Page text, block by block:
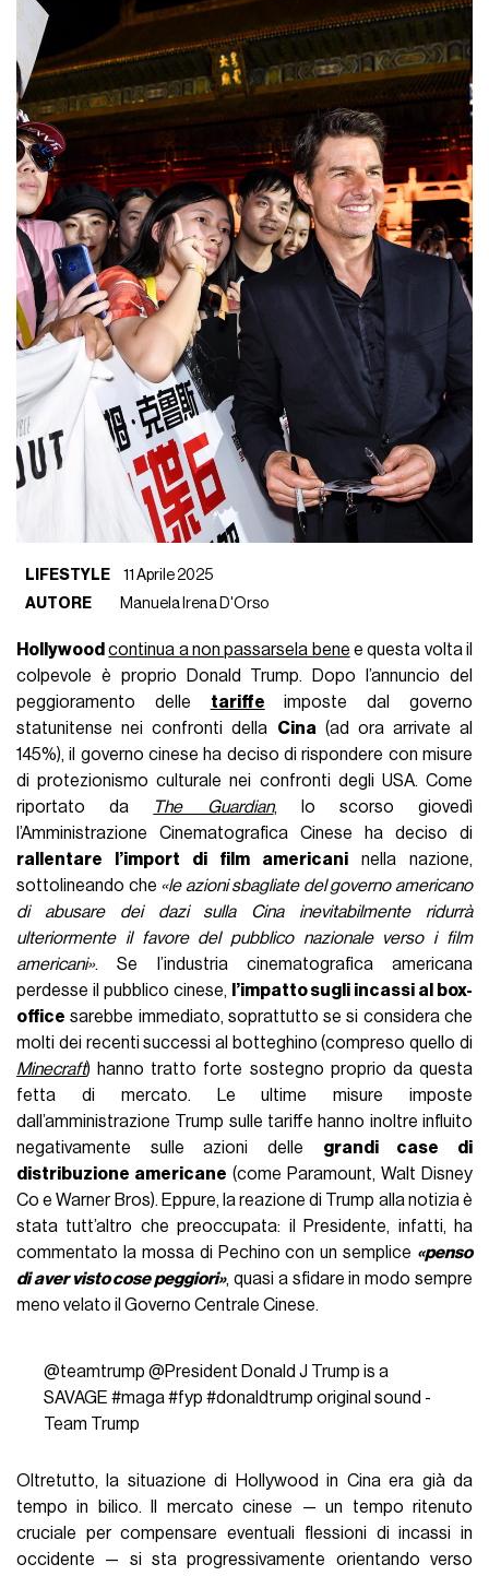
LIFESTYLE
11 Aprile 2025
AUTORE
Manuela Irena D'Orso
Hollywood continua a non passarsela bene e questa volta il
colpevole è proprio Donald Trump. Dopo l’annuncio del
peggioramento delle tariffe imposte dal governo
statunitense nei confronti della Cina (ad ora arrivate al
145%), il governo cinese ha deciso di rispondere con misure
di protezionismo culturale nei confronti degli USA. Come
riportato da
The Guardian, lo scorso giovedì
l’Amministrazione Cinematografica Cinese ha deciso di
rallentare l’import di film americani nella nazione,
sottolineando che «le azioni sbagliate del governo americano
di abusare dei dazi sulla Cina inevitabilmente ridurrà
ulteriormente il favore del pubblico nazionale verso i film
americani». Se l’industria cinematografica americana
perdesse il pubblico cinese,
l’impatto sugli incassi al box-
office sarebbe immediato, soprattutto se si considera che
molti dei recenti successi al botteghino (compreso quello di
Minecraft) hanno tratto forte sostegno proprio da questa
fetta di mercato. Le ultime misure imposte
dall’amministrazione Trump sulle tariffe hanno inoltre influito
negativamente sulle azioni delle grandi case di
distribuzione americane (come Paramount, Walt Disney
Co e Warner Bros). Eppure, la reazione di Trump alla notizia è
stata tutt’altro che preoccupata: il Presidente, infatti, ha
commentato la mossa di Pechino con un semplice «penso
di aver visto cose peggiori», quasi a sfidare in modo sempre
meno velato il Governo Centrale Cinese.
@teamtrump @President Donald J Trump is a
SAVAGE #maga#fyp #donaldtrump original sound -
Team Trump
Oltretutto, la situazione di Hollywood in Cina era già da
tempo in bilico. Il mercato cinese — un tempo ritenuto
cruciale per compensare eventuali flessioni di incassi in
occidente — si sta progressivamente orientando verso